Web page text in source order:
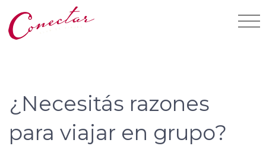
¿Necesitás razones
para viajar en grupo?